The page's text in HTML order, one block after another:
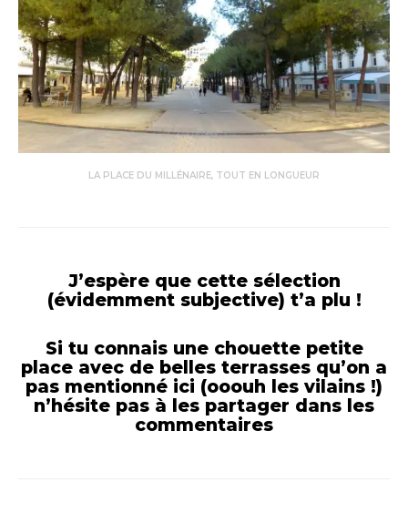
LA PLACE DU MILLÉNAIRE, TOUT EN LONGUEUR
J’espère que cette sélection
(évidemment subjective) t’a plu !
Si tu connais une chouette petite
place avec de belles terrasses qu’on a
pas mentionné ici (ooouh les vilains !)
n’hésite pas à les partager dans les
commentaires